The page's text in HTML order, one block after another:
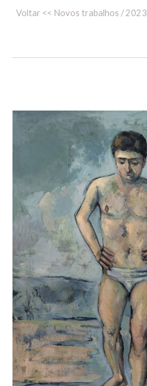
Voltar << Novos trabalhos / 2023